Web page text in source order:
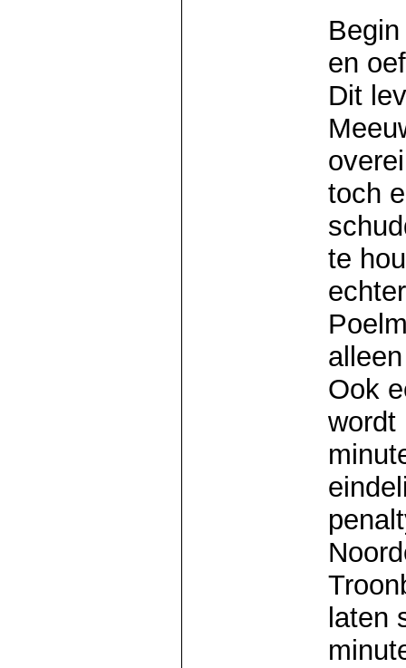
en
Dit
toch
te
Ook
wordt
laten